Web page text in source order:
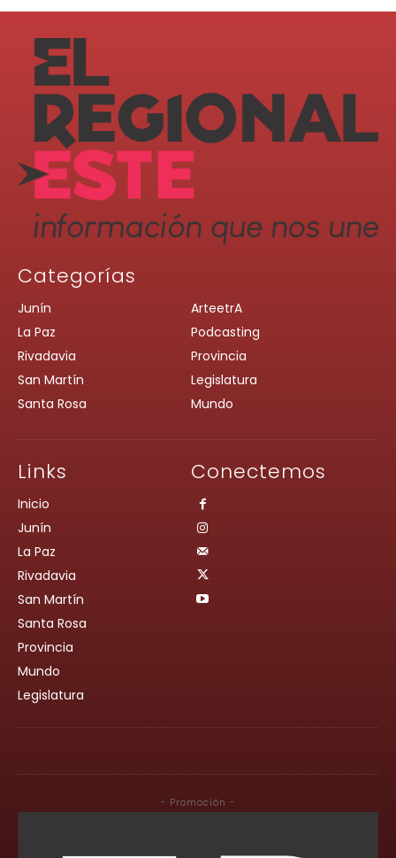
Categorías
Junín
La Paz
Rivadavia
San Martín
Santa Rosa
ArteetrA
Podcasting
Provincia
Legislatura
Mundo
Links
Inicio
Junín
La Paz
Rivadavia
San Martín
Santa Rosa
Provincia
Mundo
Legislatura
Conectemos
- Promoción -